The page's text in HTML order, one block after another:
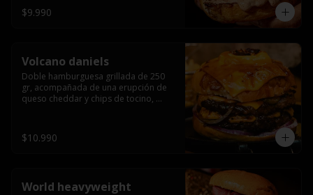
bacon secret sause, y tocino (se
recomienda con coccion 3/4).
$9.990
Volcano daniels
Doble hamburguesa grillada de 250
gr, acompañada de una erupción de
queso cheddar y chips de tocino,
americanos todo esto bañado en la
mejor salsa jack daniels al mas puro
$10.990
World heavyweight